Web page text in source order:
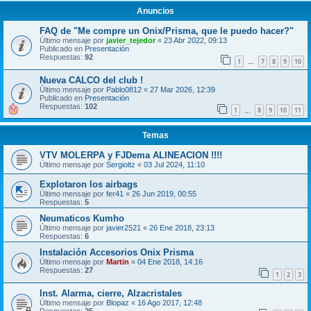
Anuncios
FAQ de "Me compre un Onix/Prisma, que le puedo hacer?"
Último mensaje por javier_tejedor« 23 Abr 2022, 09:13
Publicado en Presentación
Respuestas: 92 1 … 7 8 9 10
Nueva CALCO del club !
Último mensaje por Pablo0812 « 27 Mar 2026, 12:39
Publicado en Presentación
Respuestas: 102 1 8 9 10 11
Temas
VTV MOLERPA y FJDema ALINEACION !!!!
Último mensaje por Sergioltz « 03 Jul 2024, 11:10
Explotaron los airbags
Último mensaje por fer41 « 26 Jun 2019, 00:55
Respuestas: 5
Neumaticos Kumho
Último mensaje por javier2521 « 26 Ene 2018, 23:13
Respuestas: 6
Instalación Accesorios Onix Prisma
Último mensaje por Martin « 04 Ene 2018, 14:16
Respuestas: 27 1 2 3
Inst. Alarma, cierre, Alzacristales
Último mensaje por Blopaz « 16 Ago 2017, 12:48